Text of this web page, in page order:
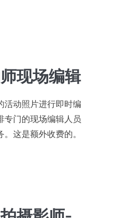
现场编辑
活动照片进行即时编
专门的现场编辑人员
这是额外收费的。